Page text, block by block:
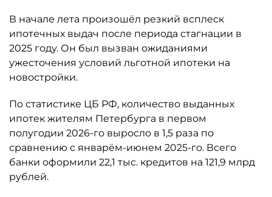
В начале лета произошёл резкий всплеск
ипотечных выдач после периода стагнации в
2025 году. Он был вызван ожиданиями
ужесточения условий льготной ипотеки на
новостройки.
По статистике ЦБ РФ, количество выданных
ипотек жителям Петербурга в первом
полугодии 2026-го выросло в 1,5 раза по
сравнению с январём-июнем 2025-го. Всего
банки оформили 22,1 тыс. кредитов на 121,9 млрд
рублей.